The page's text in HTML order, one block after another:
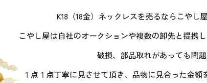
K18（18金）ネックレスを売るならこやし
こやし屋は自社のオークションや複数の卸先と提携
破損、部品取れがあっても問
１点１点丁寧に見させて頂き、品物に見合った金額